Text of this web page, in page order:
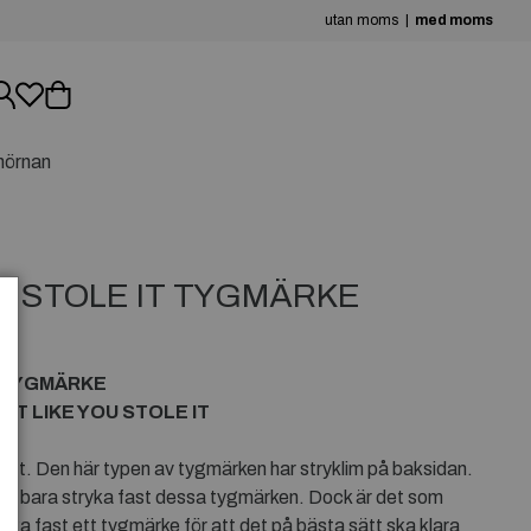
utan moms med moms
STOLE IT TYGMÄRKE
IT LIKE YOU STOLE IT
Den här typen av tygmärken har stryklim på baksidan.
bara stryka fast dessa tygmärken. Dock är det som
fast ett tygmärke för att det på bästa sätt ska klara